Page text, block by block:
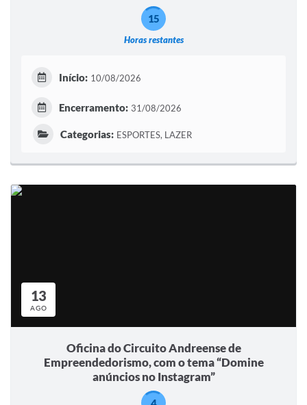
Horas restantes
15
Início: 10/08/2026
Encerramento: 31/08/2026
Categorias: ESPORTES, LAZER
13
AGO
Oficina do Circuito Andreense de
Empreendedorismo, com o tema “Domine
anúncios no Instagram”